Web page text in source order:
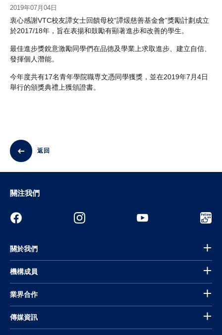
2019年07月04日
衷心感謝VTC校友譚女士回饋母校“譚煖慈善基金會”獎勵計劃成立
於2017/18年，旨在表揚和鼓勵有顯著進步和改善的學生。
最佳進步獎銳意激勵同學們在品德及學業上求取進步、建立自信、
發揮個人潛能。
今年度共有17名青年學院職専文憑同學獲獎，並在2019年7月4日
舉行的頒獎典禮上獲頒證書。
返回
關注我們
關於我們
機構成員
業界合作
傳媒資訊